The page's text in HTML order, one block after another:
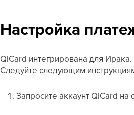
Настройка
QiCard интегрирована для Ирака.
Следуйте следующим
Запросите аккаунт QiCard на